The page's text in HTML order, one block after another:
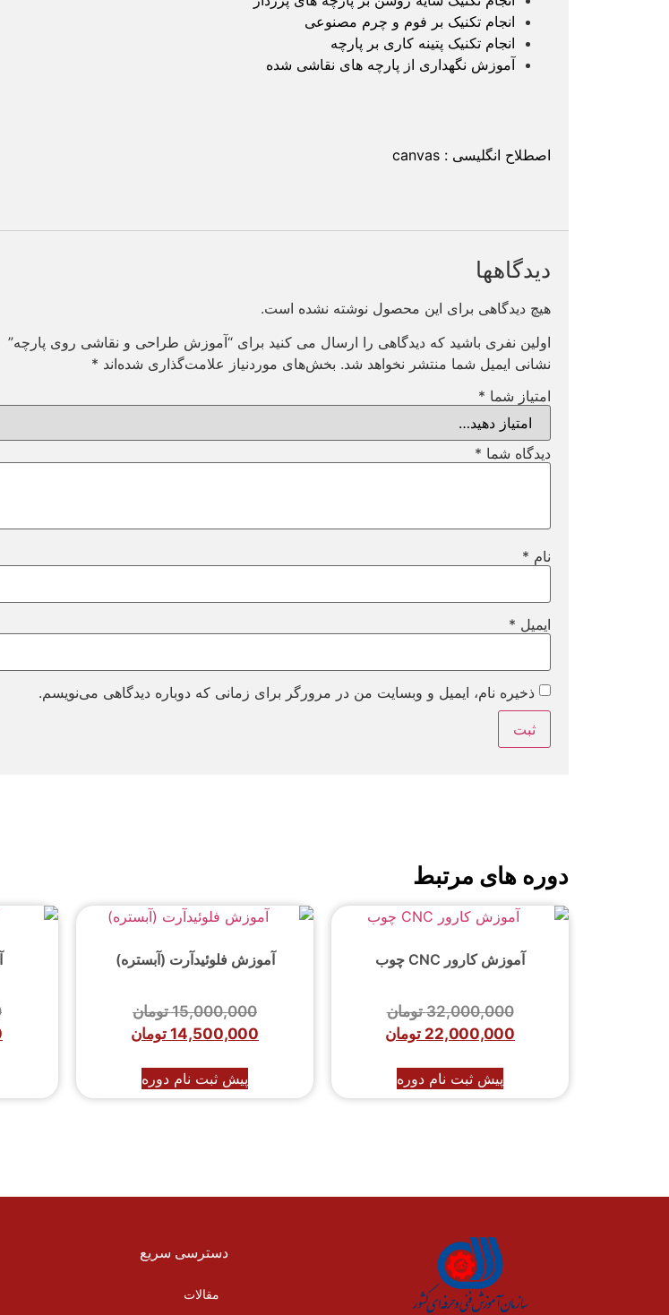
انجام تکنیک بر فوم و چرم مصنوعی
انجام تکنیک پتینه کاری بر پارچه
آموزش نگهداری از پارچه های نقاشی شده
اصطلاح انگلیسی : canvas
دیدگاهها
هیچ دیدگاهی برای این محصول نوشته نشده است.
اولین نفری باشید که دیدگاهی را ارسال می کنید برای “آموزش طراحی و نقاشی روی پارچه”
نشانی ایمیل شما منتشر نخواهد شد. بخش‌های موردنیاز علامت‌گذاری شده‌اند *
امتیاز شما *
دیدگاه شما *
نام *
ایمیل *
ذخیره نام، ایمیل و وبسایت من در مرورگر برای زمانی که دوباره دیدگاهی می‌نویسم.
دوره های مرتبط
آموزش کارور CNC چوب
32,000,000 تومان
22,000,000 تومان
پیش ثبت نام دوره
آموزش فلوئیدآرت (آبستره)
15,000,000 تومان
14,500,000 تومان
پیش ثبت نام دوره
دسترسی سریع
مقالات